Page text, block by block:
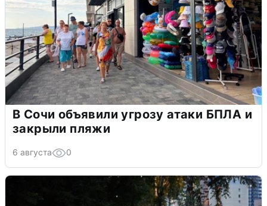
В Сочи объявили угрозу атаки БПЛА и
закрыли пляжи
6 августа 0